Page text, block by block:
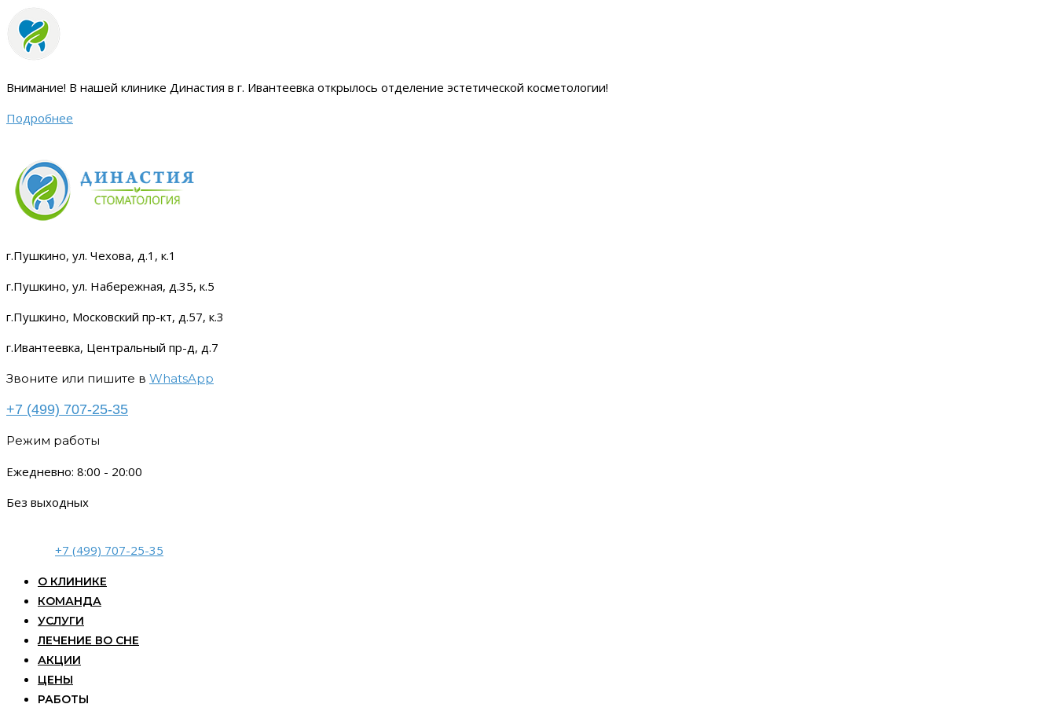
Внимание! В нашей клинике Династия в г. Ивантеевка открылось отделение эстетической косметологии!
Подробнее
г.Пушкино, ул. Чехова, д.1, к.1
г.Пушкино, ул. Набережная, д.35, к.5
г.Пушкино, Московский пр-кт, д.57, к.3
г.Ивантеевка, Центральный пр-д, д.7
Звоните или пишите в WhatsApp
+7 (499) 707-25-35
Режим работы
Ежедневно: 8:00 - 20:00
Без выходных
+7 (499) 707-25-35
О КЛИНИКЕ
КОМАНДА
УСЛУГИ
ЛЕЧЕНИЕ ВО СНЕ
АКЦИИ
ЦЕНЫ
РАБОТЫ